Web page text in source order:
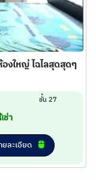
องใหญ่ ไฉไลสุดสุดๆ
ชั้น 27
ช่า
ยละเอียด